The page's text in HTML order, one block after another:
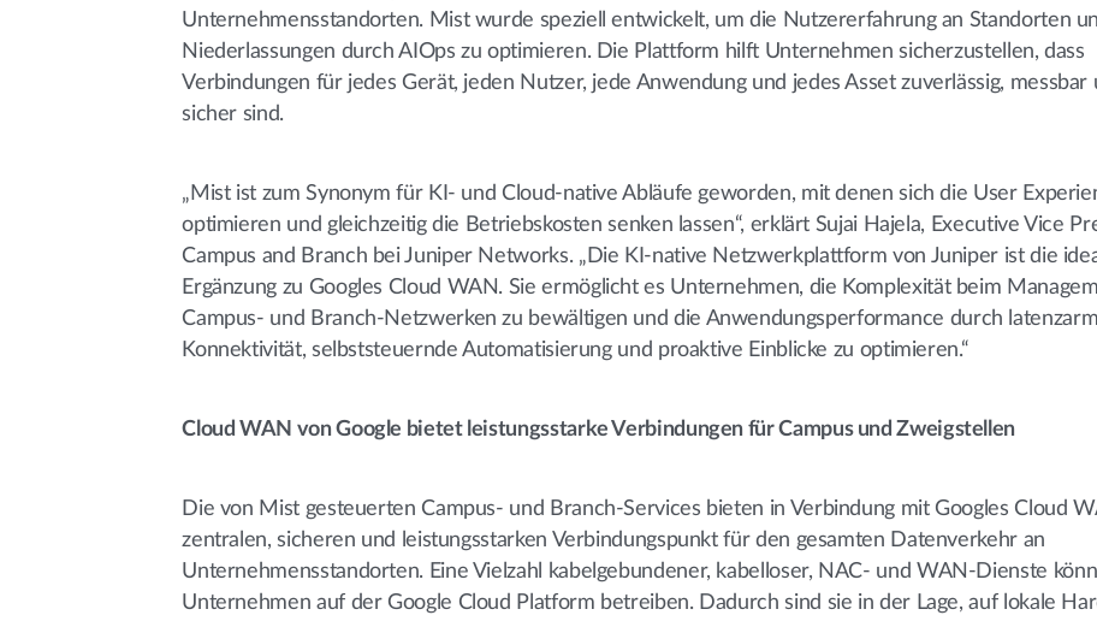
Unternehmensstandorten. Mist wurde speziell entwickelt, um die Nutzererfahrung an Standorten
Niederlassungen durch AIOps zu optimieren. Die Plattform hilft Unternehmen sicherzustellen, dass
Verbindungen für jedes Gerät, jeden Nutzer, jede Anwendung und jedes Asset zuverlässig, messbar
sicher sind.
„Mist ist zum Synonym für KI- und Cloud-native Abläufe geworden, mit denen sich die User
optimieren und gleichzeitig die Betriebskosten senken lassen“, erklärt Sujai Hajela, Executive Vice
Campus and Branch bei Juniper Networks. „Die KI-native Netzwerkplattform von Juniper ist die
Ergänzung zu Googles Cloud WAN. Sie ermöglicht es Unternehmen, die Komplexität beim
Campus- und Branch-Netzwerken zu bewältigen und die Anwendungsperformance durch
Konnektivität, selbststeuernde Automatisierung und proaktive Einblicke zu optimieren.“
Cloud WAN von Google bietet leistungsstarke Verbindungen für Campus und Zweigstellen
Die von Mist gesteuerten Campus- und Branch-Services bieten in Verbindung mit Googles Cloud
zentralen, sicheren und leistungsstarken Verbindungspunkt für den gesamten Datenverkehr an
Unternehmensstandorten. Eine Vielzahl kabelgebundener, kabelloser, NAC- und WAN-Dienste
Unternehmen auf der Google Cloud Platform betreiben. Dadurch sind sie in der Lage, auf lokale